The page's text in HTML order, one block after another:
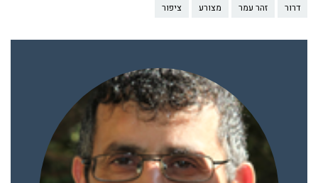
דרור זהר עמר מצורע ציפור